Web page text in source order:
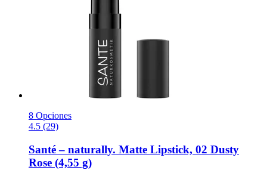
8 Opciones
4.5 (29)
Santé – naturally. Matte Lipstick, 02 Dusty
Rose (4,55 g)